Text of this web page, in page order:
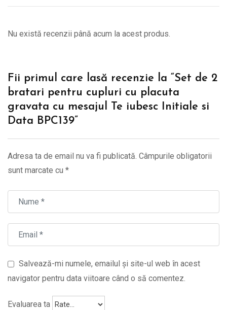
Nu există recenzii până acum la acest produs.
Fii primul care lasă recenzie la “Set de 2
bratari pentru cupluri cu placuta
gravata cu mesajul Te iubesc Initiale si
Data BPC139”
Adresa ta de email nu va fi publicată. Câmpurile obligatorii
sunt marcate cu *
Salvează-mi numele, emailul și site-ul web în acest
navigator pentru data viitoare când o să comentez.
Evaluarea ta